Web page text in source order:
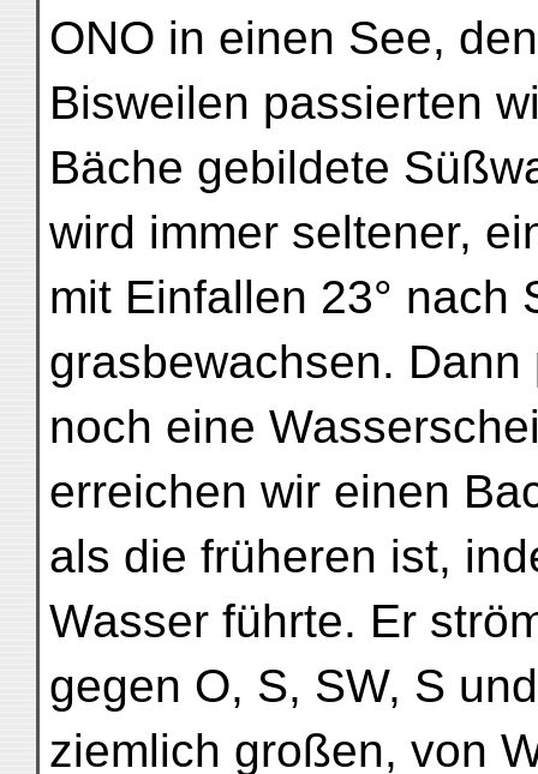
ONO in einen See,
Bisweilen passierten
Bäche gebildete
wird immer seltener,
mit Einfallen 23° nach
grasbewachsen.
noch eine
erreichen wir einen
als die früheren ist,
Wasser führte. Er
gegen O, S, SW, S
ziemlich großen, von